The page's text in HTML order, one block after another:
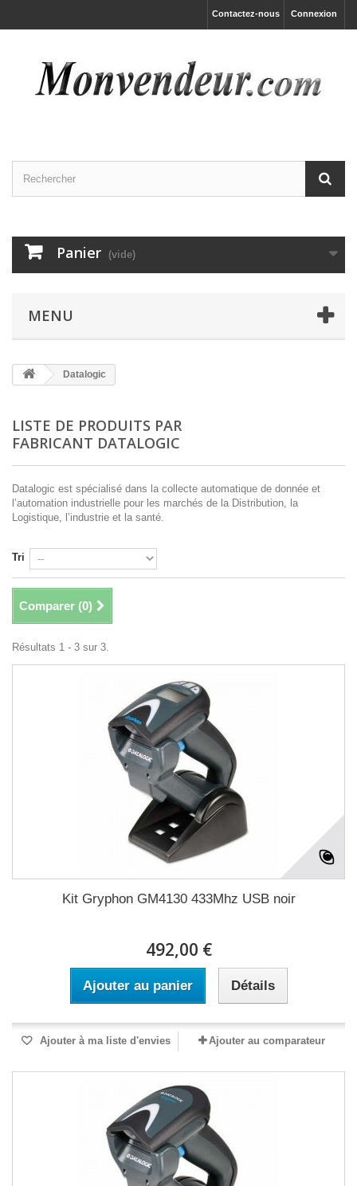
Connexion
Contactez-nous
Panier (vide)
MENU
Datalogic
LISTE DE PRODUITS PAR
FABRICANT DATALOGIC
Datalogic est spécialisé dans la collecte automatique de donnée et
l’automation industrielle pour les marchés de la Distribution, la
Logistique, l’industrie et la santé.
Tri
Comparer (0)
Résultats 1 - 3 sur 3.
Kit Gryphon GM4130 433Mhz USB noir
492,00 €
Ajouter au panier Détails
Ajouter à ma liste d'envies Ajouter au comparateur